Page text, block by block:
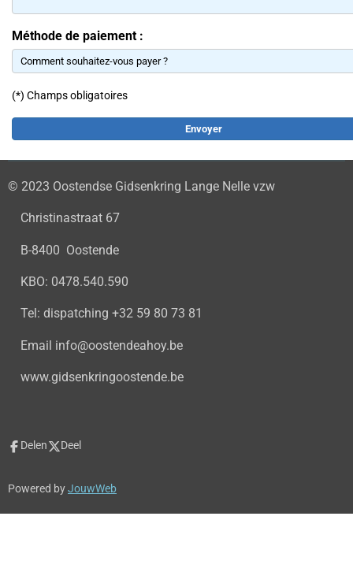
Méthode de paiement :
(*) Champs obligatoires
© 2023 Oostendse Gidsenkring Lange Nelle vzw
Christinastraat 67
B-8400 Oostende
KBO: 0478.540.590
Tel: dispatching +32 59 80 73 81
Email info@oostendeahoy.be
www.gidsenkringoostende.be
Delen Deel
Powered byJouwWeb